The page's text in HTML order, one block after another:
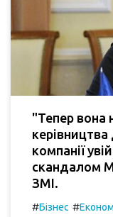
"Тепер вона
компанії
скандалом
ЗМІ.
#Бізнес #